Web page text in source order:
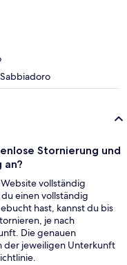
Stornierung und
an?
vollständig
einen vollständig
hast, kannst du bis
je nach
Die genauen
der jeweiligen Unterkunft